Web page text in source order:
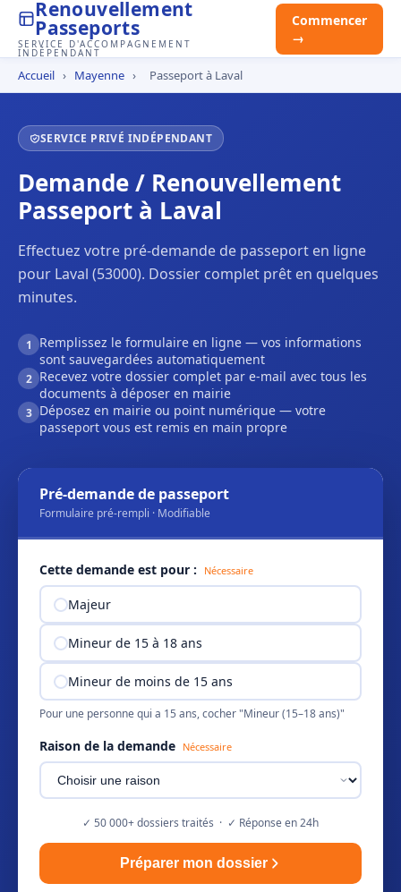
Renouvellement
Passeports
SERVICE D'ACCOMPAGNEMENT
INDÉPENDANT
Commencer
→
Accueil › Mayenne › Passeport à Laval
SERVICE PRIVÉ INDÉPENDANT
Demande / Renouvellement
Passeport à Laval
Effectuez votre pré-demande de passeport en ligne
pour Laval (53000). Dossier complet prêt en quelques
minutes.
1
Remplissez le formulaire en ligne — vos informations
sont sauvegardées automatiquement
2 Recevez votre dossier complet par e-mail avec tous les
documents à déposer en mairie
3 Déposez en mairie ou point numérique — votre
passeport vous est remis en main propre
Pré-demande de passeport
Formulaire pré-rempli · Modifiable
Cette demande est pour : Nécessaire
Majeur
Mineur de 15 à 18 ans
Mineur de moins de 15 ans
Pour une personne qui a 15 ans, cocher "Mineur (15–18 ans)"
Raison de la demande Nécessaire
✓ 50 000+ dossiers traités · ✓ Réponse en 24h
Préparer mon dossier